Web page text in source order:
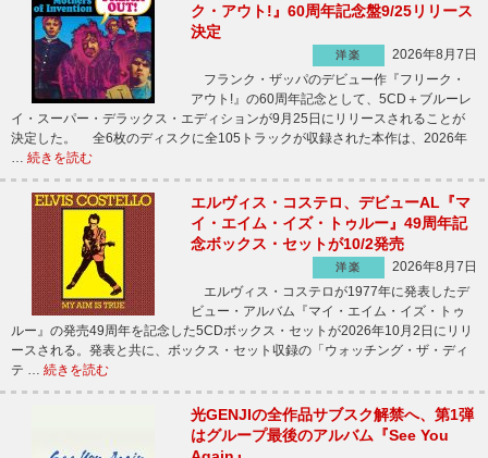
ク・アウト!』60周年記念盤9/25リリース
決定
洋楽
2026年8月7日
フランク・ザッパのデビュー作『フリーク・
アウト!』の60周年記念として、5CD＋ブルーレ
イ・スーパー・デラックス・エディションが9月25日にリリースされることが
決定した。 全6枚のディスクに全105トラックが収録された本作は、2026年
… 続きを読む
エルヴィス・コステロ、デビューAL『マ
イ・エイム・イズ・トゥルー』49周年記
念ボックス・セットが10/2発売
洋楽
2026年8月7日
エルヴィス・コステロが1977年に発表したデ
ビュー・アルバム『マイ・エイム・イズ・トゥ
ルー』の発売49周年を記念した5CDボックス・セットが2026年10月2日にリリ
ースされる。発表と共に、ボックス・セット収録の「ウォッチング・ザ・ディ
テ … 続きを読む
光GENJIの全作品サブスク解禁へ、第1弾
はグループ最後のアルバム『See You